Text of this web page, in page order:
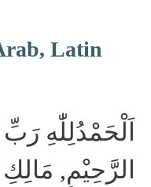
Latin
اَلْحَمْدُلِلّٰهِ
الرَّحِيْمِ,